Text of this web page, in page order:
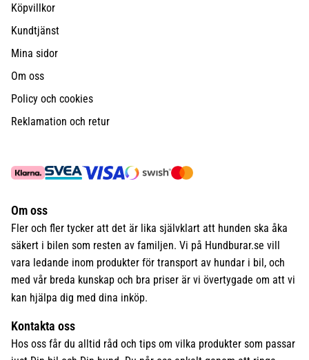
Köpvillkor
Kundtjänst
Mina sidor
Om oss
Policy och cookies
Reklamation och retur
Om oss
Fler och fler tycker att det är lika självklart att hunden ska åka
säkert i bilen som resten av familjen. Vi på Hundburar.se vill
vara ledande inom produkter för transport av hundar i bil, och
med vår breda kunskap och bra priser är vi övertygade om att vi
kan hjälpa dig med dina inköp.
Kontakta oss
Hos oss får du alltid råd och tips om vilka produkter som passar